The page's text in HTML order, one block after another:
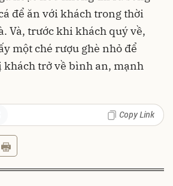
để ăn với khách trong thời
Và, trước khi khách quý về,
một ché rượu ghè nhỏ để
trở về bình an, mạnh
Copy Link